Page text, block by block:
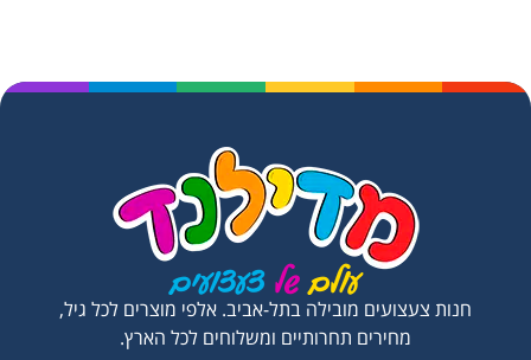
חנות צעצועים מובילה בתל-אביב. אלפי מוצרים לכל גיל,
מחירים תחרותיים ומשלוחים לכל הארץ.